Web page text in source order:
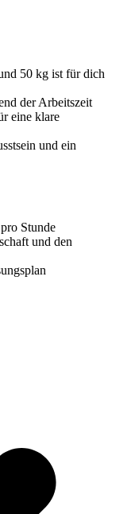
50 kg ist für dich
der Arbeitszeit
eine klare
und ein
Stunde
und den